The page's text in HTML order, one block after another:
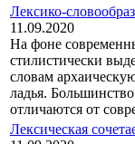
Лексико-
11.09.2020
На фоне
стилистически
словам
ладья.
отличаются от
Лексическая